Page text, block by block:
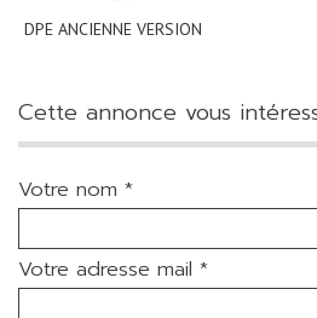
DPE ANCIENNE VERSION
cette annonce vous
Votre nom *
Votre adresse mail *